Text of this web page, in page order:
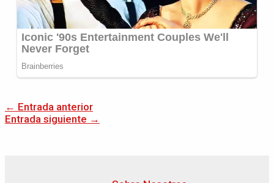
← Entrada anterior
Entrada siguiente →